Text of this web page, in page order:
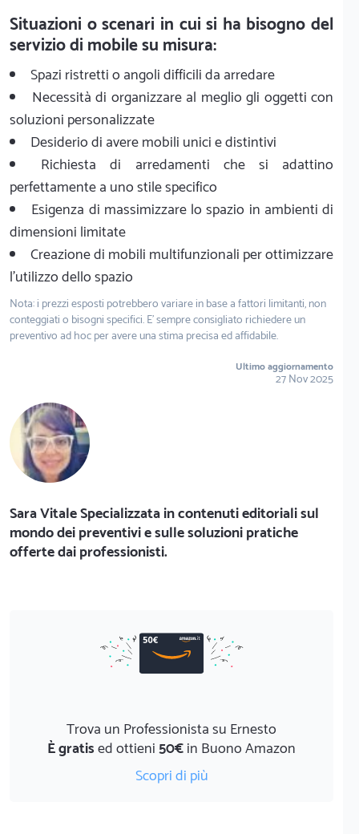
Situazioni o scenari in cui si ha bisogno del
servizio di mobile su misura:
Spazi ristretti o angoli difficili da arredare
Necessità di organizzare al meglio gli oggetti con
soluzioni personalizzate
Desiderio di avere mobili unici e distintivi
Richiesta di arredamenti che si adattino
perfettamente a uno stile specifico
Esigenza di massimizzare lo spazio in ambienti di
dimensioni limitate
Creazione di mobili multifunzionali per ottimizzare
l'utilizzo dello spazio
Nota: i prezzi esposti potrebbero variare in base a fattori limitanti, non
conteggiati o bisogni specifici. E' sempre consigliato richiedere un
preventivo ad hoc per avere una stima precisa ed affidabile.
Ultimo aggiornamento
27 Nov 2025
Sara Vitale Specializzata in contenuti editoriali sul
mondo dei preventivi e sulle soluzioni pratiche
offerte dai professionisti.
Trova un Professionista su Ernesto
È gratised ottieni50€in Buono Amazon
Scopri di più